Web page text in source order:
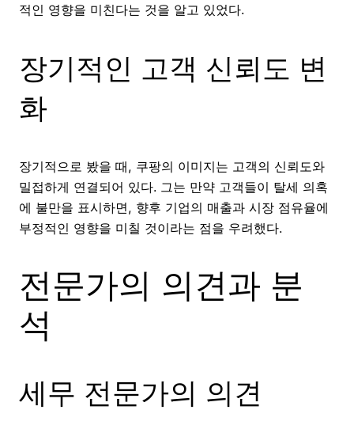
적인 영향을 미친다는 것을 알고 있었다.
장기적인 고객 신뢰도 변
화
장기적으로 봤을 때, 쿠팡의 이미지는 고객의 신뢰도와
밀접하게 연결되어 있다. 그는 만약 고객들이 탈세 의혹
에 불만을 표시하면, 향후 기업의 매출과 시장 점유율에
부정적인 영향을 미칠 것이라는 점을 우려했다.
전문가의 의견과 분
석
세무 전문가의 의견